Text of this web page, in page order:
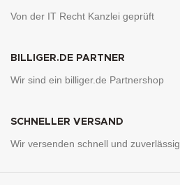
Von der IT Recht Kanzlei geprüft
BILLIGER.DE PARTNER
Wir sind ein billiger.de Partnershop
SCHNELLER VERSAND
Wir versenden schnell und zuverlässig